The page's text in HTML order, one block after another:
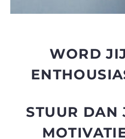
WORD
STUUR DAN